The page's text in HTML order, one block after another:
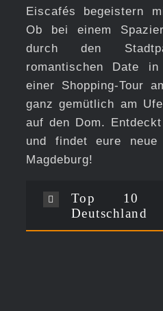
Eiscafés begeistern
Ob bei einem
durch den
romantischen Date
einer Shopping-Tour
ganz gemütlich am
auf den Dom.
und findet eure neue
Magdeburg!
Top 10
Deutschland